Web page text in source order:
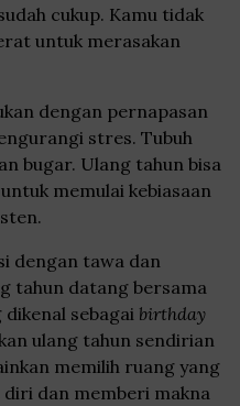
cukup. Kamu tidak
untuk merasakan
dengan pernapasan
stres. Tubuh
bugar. Ulang tahun bisa
memulai kebiasaan
dengan tawa dan
tahun datang bersama
sebagai birthday
ulang tahun sendirian
memilih ruang yang
dan memberi makna